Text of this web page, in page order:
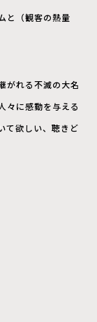
と（観客の熱量
がれる不滅の大名
々に感動を与える
て欲しい、聴きど